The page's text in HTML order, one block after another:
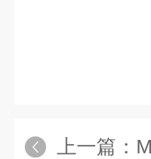
上一篇：